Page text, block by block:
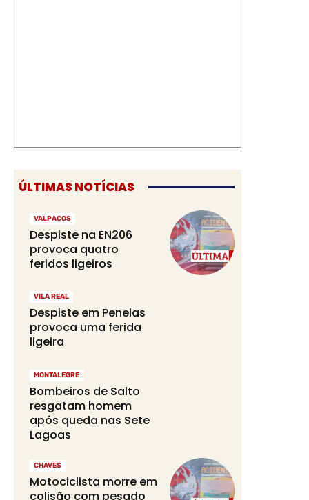
ÚLTIMAS NOTÍCIAS
VALPAÇOS
Despiste na EN206
provoca quatro
feridos ligeiros
VILA REAL
Despiste em Penelas
provoca uma ferida
ligeira
MONTALEGRE
Bombeiros de Salto
resgatam homem
após queda nas Sete
Lagoas
CHAVES
Motociclista morre em
colisão com pesado